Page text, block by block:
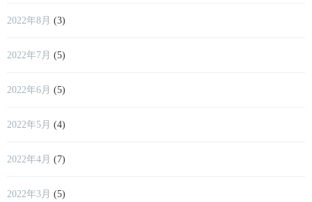
2022年8月 (3)
2022年7月 (5)
2022年6月 (5)
2022年5月 (4)
2022年4月 (7)
2022年3月 (5)